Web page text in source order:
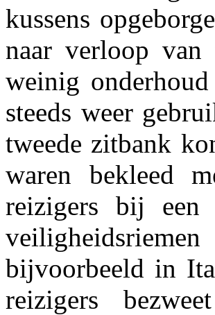
kussens
naar verloop
weinig
steeds weer
tweede zitbank
waren bekleed
reizigers bij een
bijvoorbeeld in
reizigers